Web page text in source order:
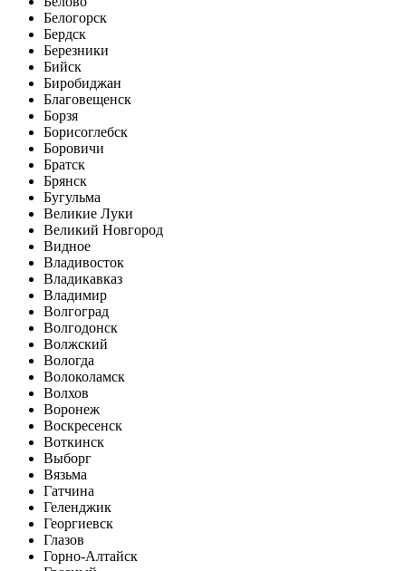
Белогорск
Бердск
Березники
Бийск
Биробиджан
Благовещенск
Борзя
Борисоглебск
Боровичи
Братск
Брянск
Бугульма
Великие Луки
Великий Новгород
Видное
Владивосток
Владикавказ
Владимир
Волгоград
Волгодонск
Волжский
Вологда
Волоколамск
Волхов
Воронеж
Воскресенск
Воткинск
Выборг
Вязьма
Гатчина
Геленджик
Георгиевск
Глазов
Горно-Алтайск